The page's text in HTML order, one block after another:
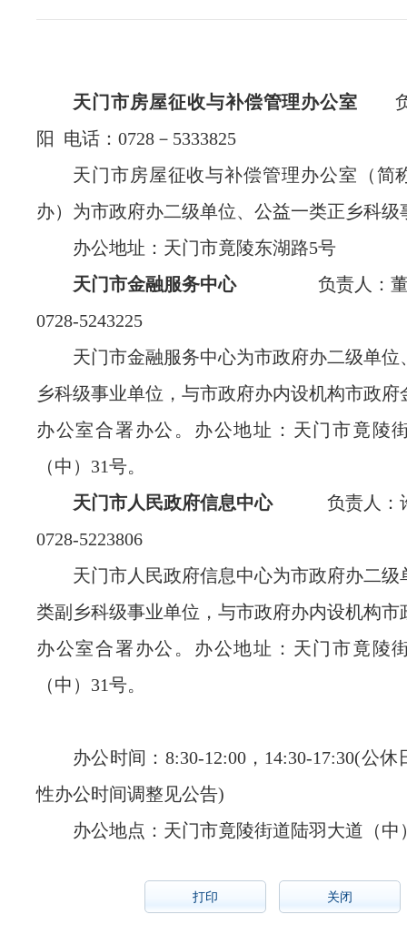
天门市房屋征收与补偿管理办公室 负
阳 电话：0728－5333825
天门市房屋征收与补偿管理办公室（简
办）为市政府办二级单位、公益一类正乡科级
办公地址：天门市竟陵东湖路5号
天门市金融服务中心
负责人：董
0728-5243225
天门市金融服务中心为市政府办二级单位
乡科级事业单位，与市政府办内设机构市政府
办公室合署办公。办公地址：天门市竟陵
（中）31号。
天门市人民政府信息中心负责人：许
0728-5223806
天门市人民政府信息中心为市政府办二级
类副乡科级事业单位，与市政府办内设机构市
办公室合署办公。办公地址：天门市竟陵
（中）31号。
办公时间： 8:30-12:00，14:30-17:30(公
性办公时间调整见公告)
办公地点：天门市竟陵街道陆羽大道（中
打印 关闭